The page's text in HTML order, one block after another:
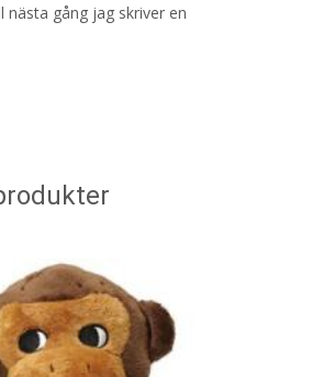
nästa gång jag skriver en